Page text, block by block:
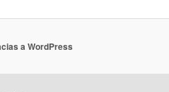
a WordPress